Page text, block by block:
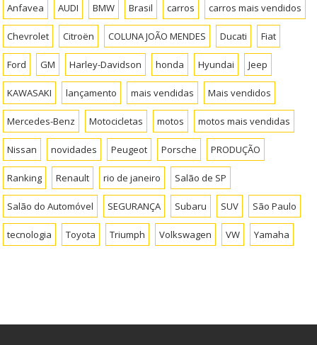
Anfavea AUDI BMW Brasil carros carros mais vendidos
Chevrolet Citroën COLUNA JOÃO MENDES Ducati Fiat
Ford GM Harley-Davidson honda Hyundai Jeep
KAWASAKI lançamento mais vendidas Mais vendidos
Mercedes-Benz Motocicletas motos motos mais vendidas
Nissan novidades Peugeot Porsche PRODUÇÃO
Ranking Renault rio de janeiro Salão de SP
Salão do Automóvel SEGURANÇA Subaru SUV São Paulo
tecnologia Toyota Triumph Volkswagen VW Yamaha